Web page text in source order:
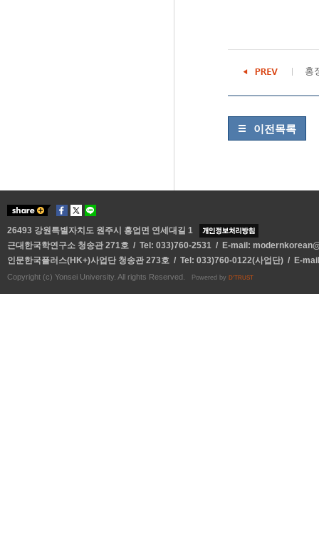
홍
이전목록
26493 강원특별자치도 원주시 흥업면 연세대길 1
근대한국학연구소 청송관 271호 / Tel: 033)760-2531 / E-mail:
인문한국플러스(HK+)사업단 청송관 273호 / Tel: 033)760-0122(사업단) / E-
Copyright (c) Yonsei University. All rights Reserved. Powered by D'TRUST